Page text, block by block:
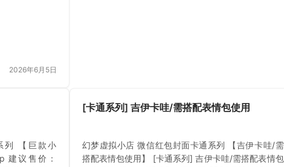
2026年6月5日
列 【巨款小
建议售价：
[卡通系列] 吉伊卡哇/需搭配表情包使用
幻梦虚拟小店 微信红包封面卡通系列 【吉伊卡哇/需
搭配表情包使用】 [卡通系列] 吉伊卡哇/需搭配表情包